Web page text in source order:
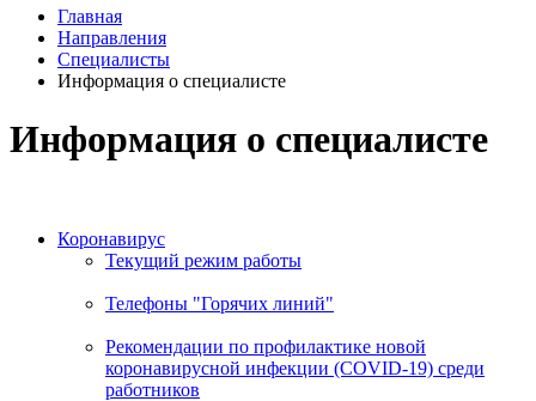
Главная
Направления
Специалисты
Информация о специалисте
Информация о специалисте
Коронавирус
Текущий режим работы
Телефоны "Горячих линий"
Рекомендации по профилактике новой
коронавирусной инфекции (COVID-19) среди
работников